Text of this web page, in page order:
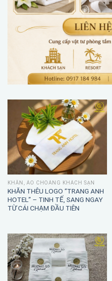
KHĂN, ÁO CHOÀNG KHÁCH SẠN
KHĂN THÊU LOGO “TRANG ANH
HOTEL” – TINH TẾ, SANG NGAY
TỪ CÁI CHẠM ĐẦU TIÊN